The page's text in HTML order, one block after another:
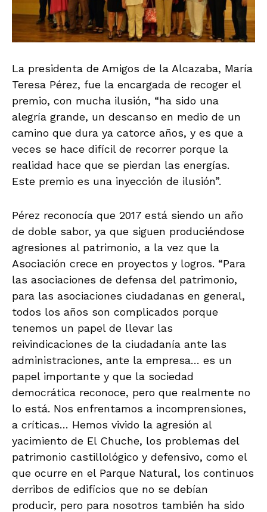
La presidenta de Amigos de la Alcazaba, María
Teresa Pérez, fue la encargada de recoger el
premio, con mucha ilusión, “ha sido una
alegría grande, un descanso en medio de un
camino que dura ya catorce años, y es que a
veces se hace difícil de recorrer porque la
realidad hace que se pierdan las energías.
Este premio es una inyección de ilusión”.
Pérez reconocía que 2017 está siendo un año
de doble sabor, ya que siguen produciéndose
agresiones al patrimonio, a la vez que la
Asociación crece en proyectos y logros. “Para
las asociaciones de defensa del patrimonio,
para las asociaciones ciudadanas en general,
todos los años son complicados porque
tenemos un papel de llevar las
reivindicaciones de la ciudadanía ante las
administraciones, ante la empresa… es un
papel importante y que la sociedad
democrática reconoce, pero que realmente no
lo está. Nos enfrentamos a incomprensiones,
a críticas… Hemos vivido la agresión al
yacimiento de El Chuche, los problemas del
patrimonio castillológico y defensivo, como el
que ocurre en el Parque Natural, los continuos
derribos de edificios que no se debían
producir, pero para nosotros también ha sido